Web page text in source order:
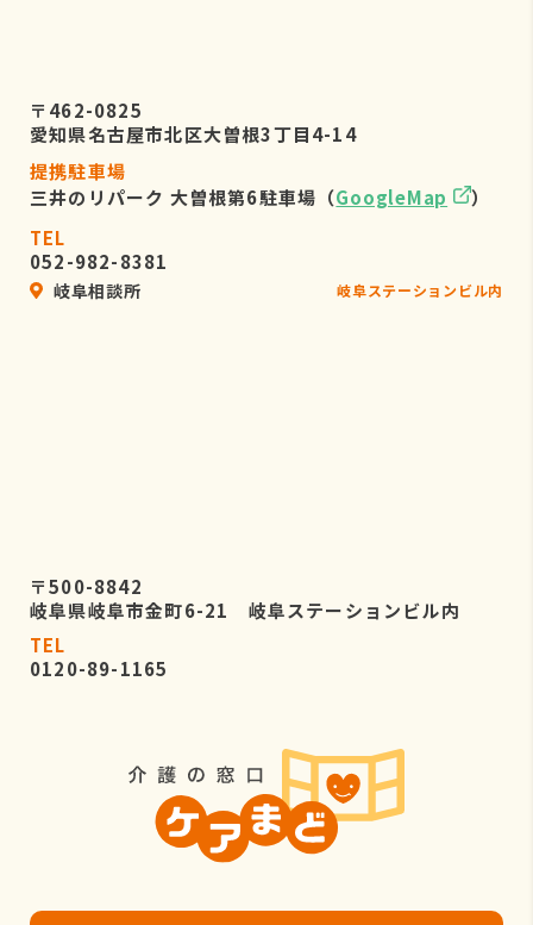
〒462-0825
愛知県名古屋市北区大曽根3丁目4-14
提携駐車場
三井のリパーク 大曽根第6駐車場（GoogleMap
）
TEL
052-982-8381
岐阜相談所 岐阜ステーションビル内
〒500-8842
岐阜県岐阜市金町6-21 岐阜ステーションビル内
TEL
0120-89-1165